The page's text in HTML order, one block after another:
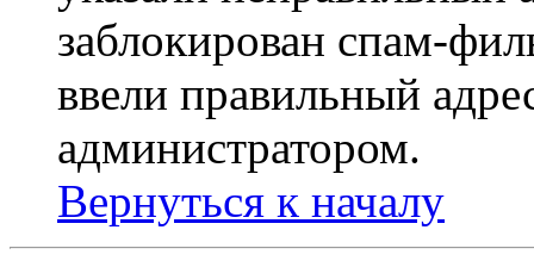
заблокирован спам-
ввели правильный
администратором.
Вернуться к началу